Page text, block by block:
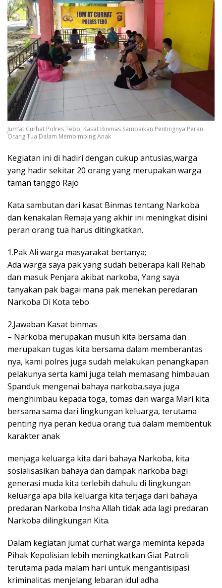
Jum’at Curhat Polres Tebo, Kasat Binmas Sampaikan Pentingnya Peran
Orang Tua Dalam Membimbing Anak
Kegiatan ini di hadiri dengan cukup antusias,warga
yang hadir sekitar 20 orang yang merupakan warga
taman tanggo Rajo
Kata sambutan dari kasat Binmas tentang Narkoba
dan kenakalan Remaja yang akhir ini meningkat disini
peran orang tua harus ditingkatkan.
1.Pak Ali warga masyarakat bertanya;
Ada warga saya pak yang sudah beberapa kali Rehab
dan masuk Penjara akibat narkoba, Yang saya
tanyakan pak bagai mana pak menekan peredaran
Narkoba Di Kota tebo
2.Jawaban Kasat binmas
– Narkoba merupakan musuh kita bersama dan
merupakan tugas kita bersama dalam memberantas
nya, kami polres juga sudah melakukan penangkapan
pelakunya serta kami juga telah memasang himbauan
Spanduk mengenai bahaya narkoba,saya juga
menghimbau kepada toga, tomas dan warga Mari kita
bersama sama dari lingkungan keluarga, terutama
penting nya peran kedua orang tua dalam membentuk
karakter anak
menjaga keluarga kita dari bahaya Narkoba, kita
sosialisasikan bahaya dan dampak narkoba bagi
generasi muda kita terlebih dahulu di lingkungan
keluarga apa bila keluarga kita terjaga dari bahaya
predaran Narkoba Insha Allah tidak ada lagi predaran
Narkoba dilingkungan Kita.
Dalam kegiatan jumat curhat warga meminta kepada
Pihak Kepolisian lebih meningkatkan Giat Patroli
terutama pada malam hari untuk mengantisipasi
kriminalitas menjelang lebaran idul adha